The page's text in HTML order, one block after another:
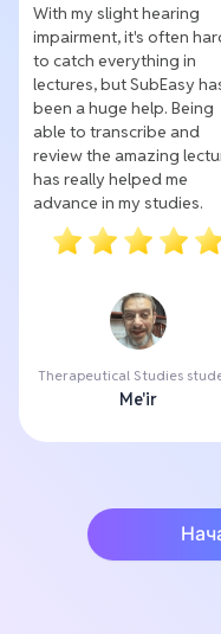
With my slight hearing
impairment, it's often
to catch everything in
lectures, but SubEasy
been a huge help. Being
able to transcribe and
review the amazing
has really helped me
advance in my studies.
Therapeutical Studies
Me'ir